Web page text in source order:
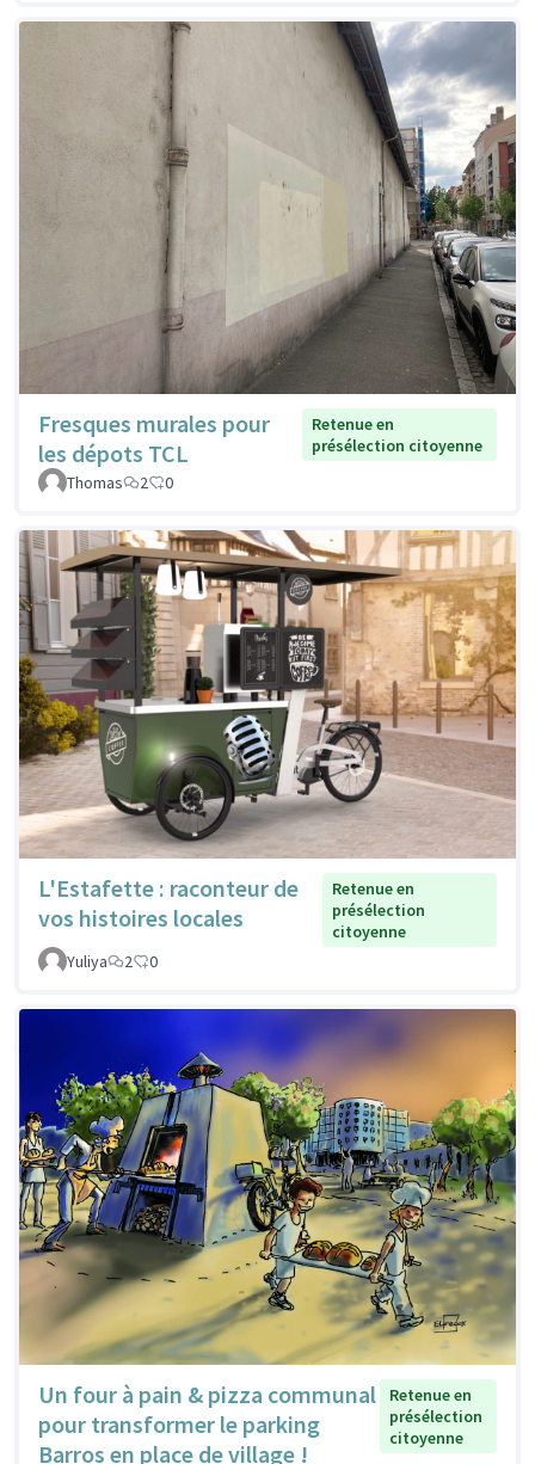
Fresques murales pour
les dépots TCL
Retenue en
présélection citoyenne
Thomas
2 0
L'Estafette : raconteur de
vos histoires locales
Retenue en
présélection
citoyenne
Yuliya
2 0
Un four à pain & pizza communal
pour transformer le parking
Barros en place de village !
Retenue en
présélection
citoyenne